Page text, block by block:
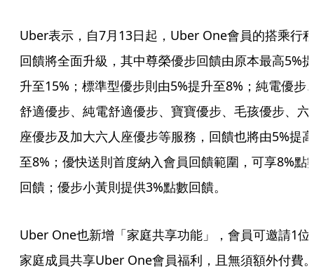
Uber表示，自7月13日起，Uber One會員的搭乘行
回饋將全面升級，其中尊榮優步回饋由原本最高5%提
升至15%；標準型優步則由5%提升至8%；純電優步
舒適優步、純電舒適優步、寶寶優步、毛孩優步、六
座優步及加大六人座優步等服務，回饋也將由5%提高
至8%；優快送則首度納入會員回饋範圍，可享8%點
回饋；優步小黃則提供3%點數回饋。
Uber One也新增「家庭共享功能」，會員可邀請1位
家庭成員共享Uber One會員福利，且無須額外付費